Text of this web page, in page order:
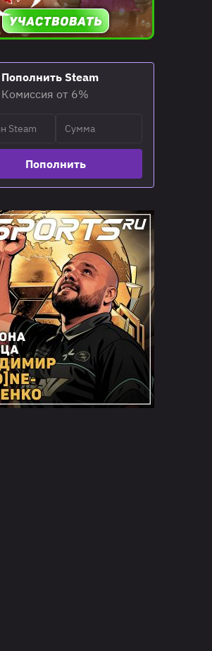
Пополнить Steam
Комиссия от 6%
Пополнить